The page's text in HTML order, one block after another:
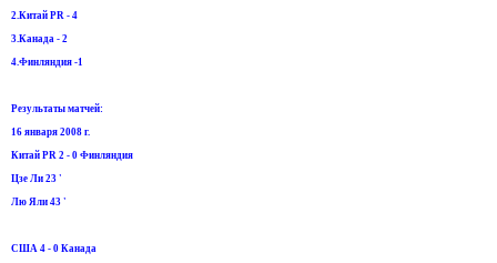
2.Китай PR - 4
3.Канада - 2
4.Финляндия -1
Результаты матчей:
16 января 2008 г.
Китай PR 2 - 0 Финляндия
Цзе Ли 23 '
Лю Яли 43 '
США 4 - 0 Канада